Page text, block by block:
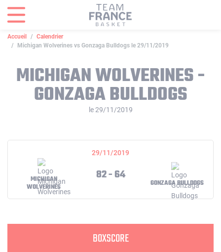
Accueil
Calendrier
Michigan Wolverines vs Gonzaga Bulldogs le 29/11/2019
MICHIGAN WOLVERINES -
GONZAGA BULLDOGS
le 29/11/2019
29/11/2019
MICHIGAN
WOLVERINES
82 - 64
GONZAGA BULLDOGS
BOXSCORE
Panneau de gestion des cookies